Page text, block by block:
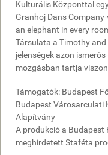
Kulturális Központtal
Granhoj Dans
an elephant in every
Társulata a Timothy
jelenségek azon
mozgásban tartja
Támogatók: Budapest
Budapest Városarculati
Alapítvány
A produkció a Budapest
meghirdetett Staféta
léggömbökkel
együtt,
úgy
mutatkozik
olyan
fondorlatos
módon
tárgyiasul